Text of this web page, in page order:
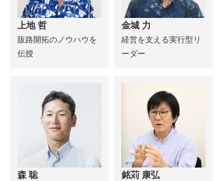
上地 哲
販路開拓のノウハウを
伝授
金城 力
経営を支える実行型リ
ーダー
森 聡 銘苅 康弘